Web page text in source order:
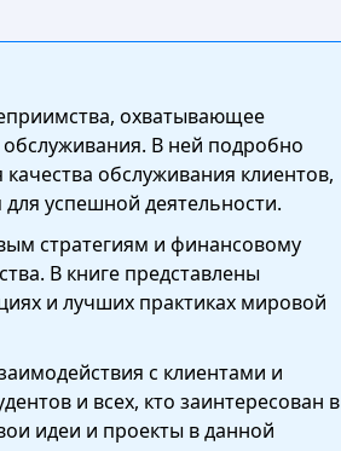
охватывающее
В ней подробно
обслуживания клиентов,
успешной деятельности.
стратегиям и финансовому
В книге представлены
и лучших практиках мировой
с клиентами и
и всех, кто заинтересован в
идеи и проекты в данной